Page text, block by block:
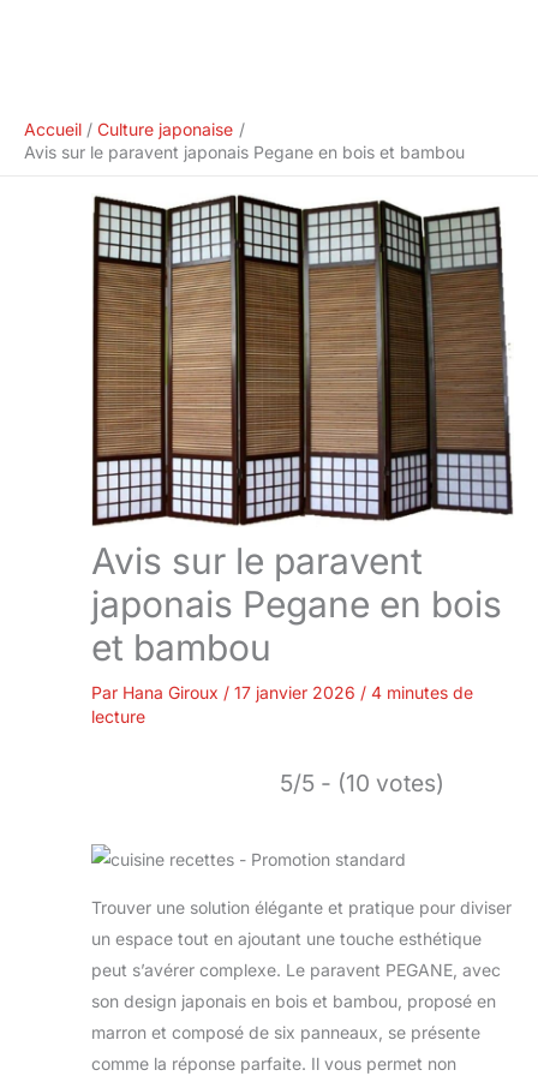
Accueil
Culture japonaise
Avis sur le paravent japonais Pegane en bois et bambou
Avis sur le paravent
japonais Pegane en bois
et bambou
Par Hana Giroux / 17 janvier 2026 / 4 minutes de
lecture
5/5 - (10 votes)
Trouver une solution élégante et pratique pour diviser
un espace tout en ajoutant une touche esthétique
peut s’avérer complexe. Le paravent PEGANE, avec
son design japonais en bois et bambou, proposé en
marron et composé de six panneaux, se présente
comme la réponse parfaite. Il vous permet non